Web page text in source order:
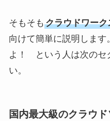
そもそも クラウドワー
向けて簡単に説明します
よ！ という人は次のセ
い。
国内最大級のクラウ